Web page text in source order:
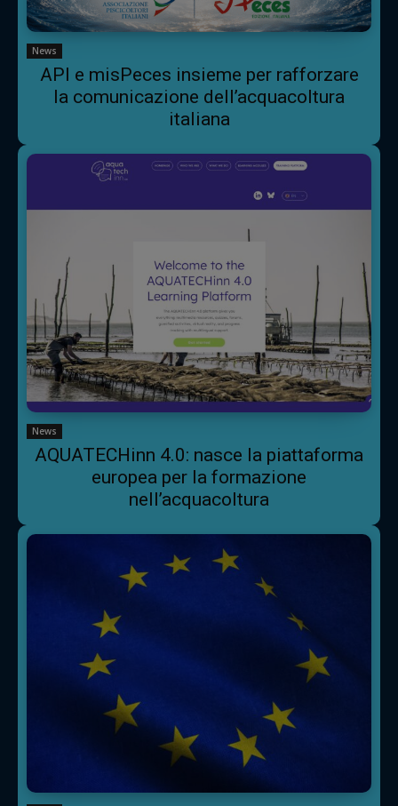
News
API e misPeces insieme per rafforzare
la comunicazione dell’acquacoltura
italiana
News
AQUATECHinn 4.0: nasce la piattaforma
europea per la formazione
nell’acquacoltura